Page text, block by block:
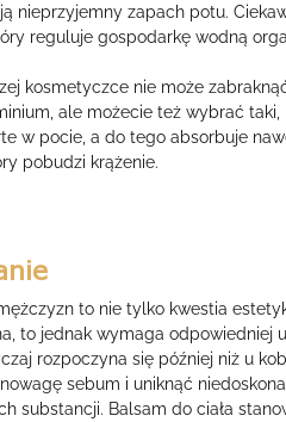
nieprzyjemny zapach potu.
reguluje gospodarkę wodną
kosmetyczce nie może
ale możecie też wybrać
w pocie, a do tego absorbuje
pobudzi krążenie.
to nie tylko kwestia
to jednak wymaga odpowiedniej
rozpoczyna się później niż u
sebum i uniknąć
substancji. Balsam do ciała